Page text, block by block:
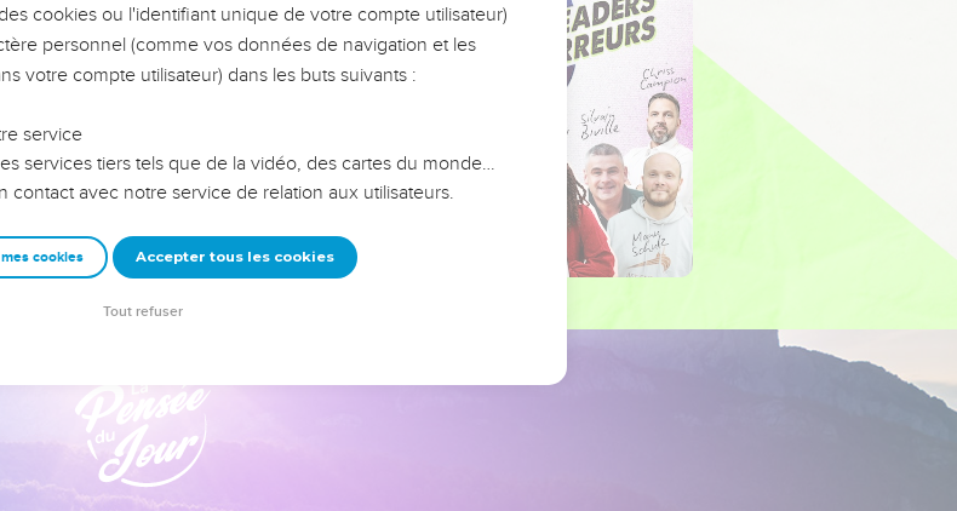
foi ou leur vision. Mais on voit
alors même que ce sont
sur les erreurs
sagesse afin que leurs erreurs
un groupe ou une famille,
cookies ou l'identifiant unique de votre compte utilisateur)
personnel (comme vos données de navigation et les
votre compte utilisateur) dans les buts suivants :
service
services tiers tels que de la vidéo, des cartes du monde…
contact avec notre service de relation aux utilisateurs.
cookies Accepter tous les cookies
Tout refuser